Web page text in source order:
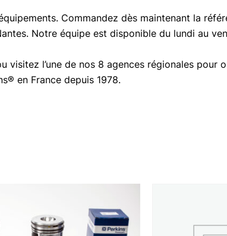
Commandez dès maintenant la
Notre équipe est disponible du lundi au
visitez l’une de nos 8 agences régionales
en France depuis 1978.